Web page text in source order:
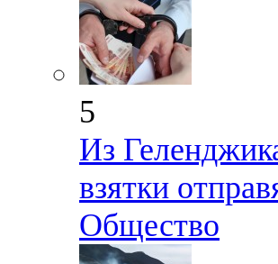
5
Из
взятки
Общество